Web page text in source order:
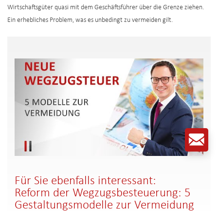
Wirtschaftsgüter quasi mit dem Geschäftsführer über die Grenze ziehen.
Ein erhebliches Problem, was es unbedingt zu vermeiden gilt.
Für Sie ebenfalls interessant:
Reform der Wegzugsbesteuerung: 5
Gestaltungsmodelle zur Vermeidung